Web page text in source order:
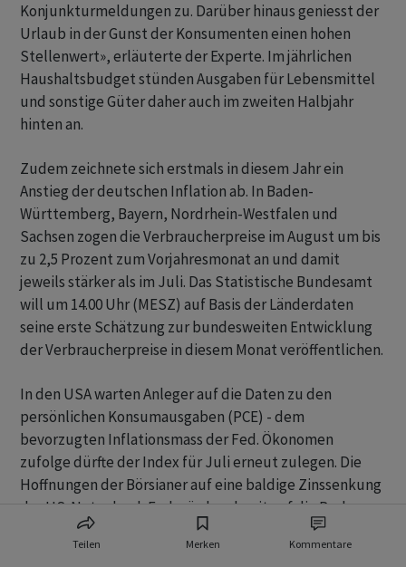
Teilen Merken Kommentare
Konjunkturmeldungen zu. Darüber hinaus geniesst der
Urlaub in der Gunst der Konsumenten einen hohen
Stellenwert», erläuterte der Experte. Im jährlichen
Haushaltsbudget stünden Ausgaben für Lebensmittel
und sonstige Güter daher auch im zweiten Halbjahr
hinten an.
Zudem zeichnete sich erstmals in diesem Jahr ein
Anstieg der deutschen Inflation ab. In Baden-
Württemberg, Bayern, Nordrhein-Westfalen und
Sachsen zogen die Verbraucherpreise im August um bis
zu 2,5 Prozent zum Vorjahresmonat an und damit
jeweils stärker als im Juli. Das Statistische Bundesamt
will um 14.00 Uhr (MESZ) auf Basis der Länderdaten
seine erste Schätzung zur bundesweiten Entwicklung
der Verbraucherpreise in diesem Monat veröffentlichen.
In den USA warten Anleger auf die Daten zu den
persönlichen Konsumausgaben (PCE) - dem
bevorzugten Inflationsmass der Fed. Ökonomen
zufolge dürfte der Index für Juli erneut zulegen. Die
Hoffnungen der Börsianer auf eine baldige Zinssenkung
der US-Notenbank Fed würden damit auf die Probe
gestellt, warnten die Experten der Helaba.